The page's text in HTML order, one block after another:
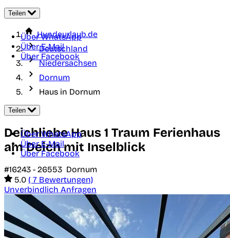
Teilen
Über WhatsApp
Über E-Mail
Über Facebook
Hundeurlaub.de
Deutschland
Niedersachsen
Dornum
Haus in Dornum
Teilen
Über WhatsApp
Über E-Mail
Über Facebook
Deichliebe Haus 1 Traum Ferienhaus
am Deich mit Inselblick
#16243 - 26553 Dornum
5.0 ( 7 Bewertungen)
Unverbindlich Anfragen